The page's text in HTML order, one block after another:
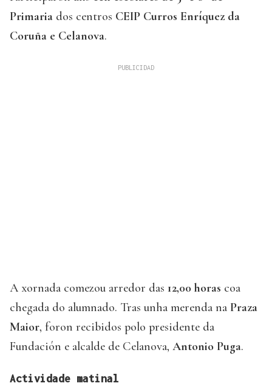
Primaria dos centros CEIP Curros Enríquez da
Coruña e Celanova.
A xornada comezou arredor das 12,00 horas coa
chegada do alumnado. Tras unha merenda na Praza
Maior, foron recibidos polo presidente da
Fundación e alcalde de Celanova, Antonio Puga.
Actividade matinal